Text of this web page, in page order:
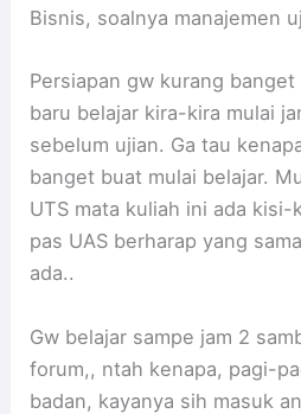
Bisnis, soalnya manajemen
Persiapan gw kurang
baru belajar kira-kira mulai
sebelum ujian. Ga tau
banget buat mulai belajar.
UTS mata kuliah ini ada
pas UAS berharap yang
ada..
Gw belajar sampe jam 2
forum,, ntah kenapa, pagi-
badan, kayanya sih masuk